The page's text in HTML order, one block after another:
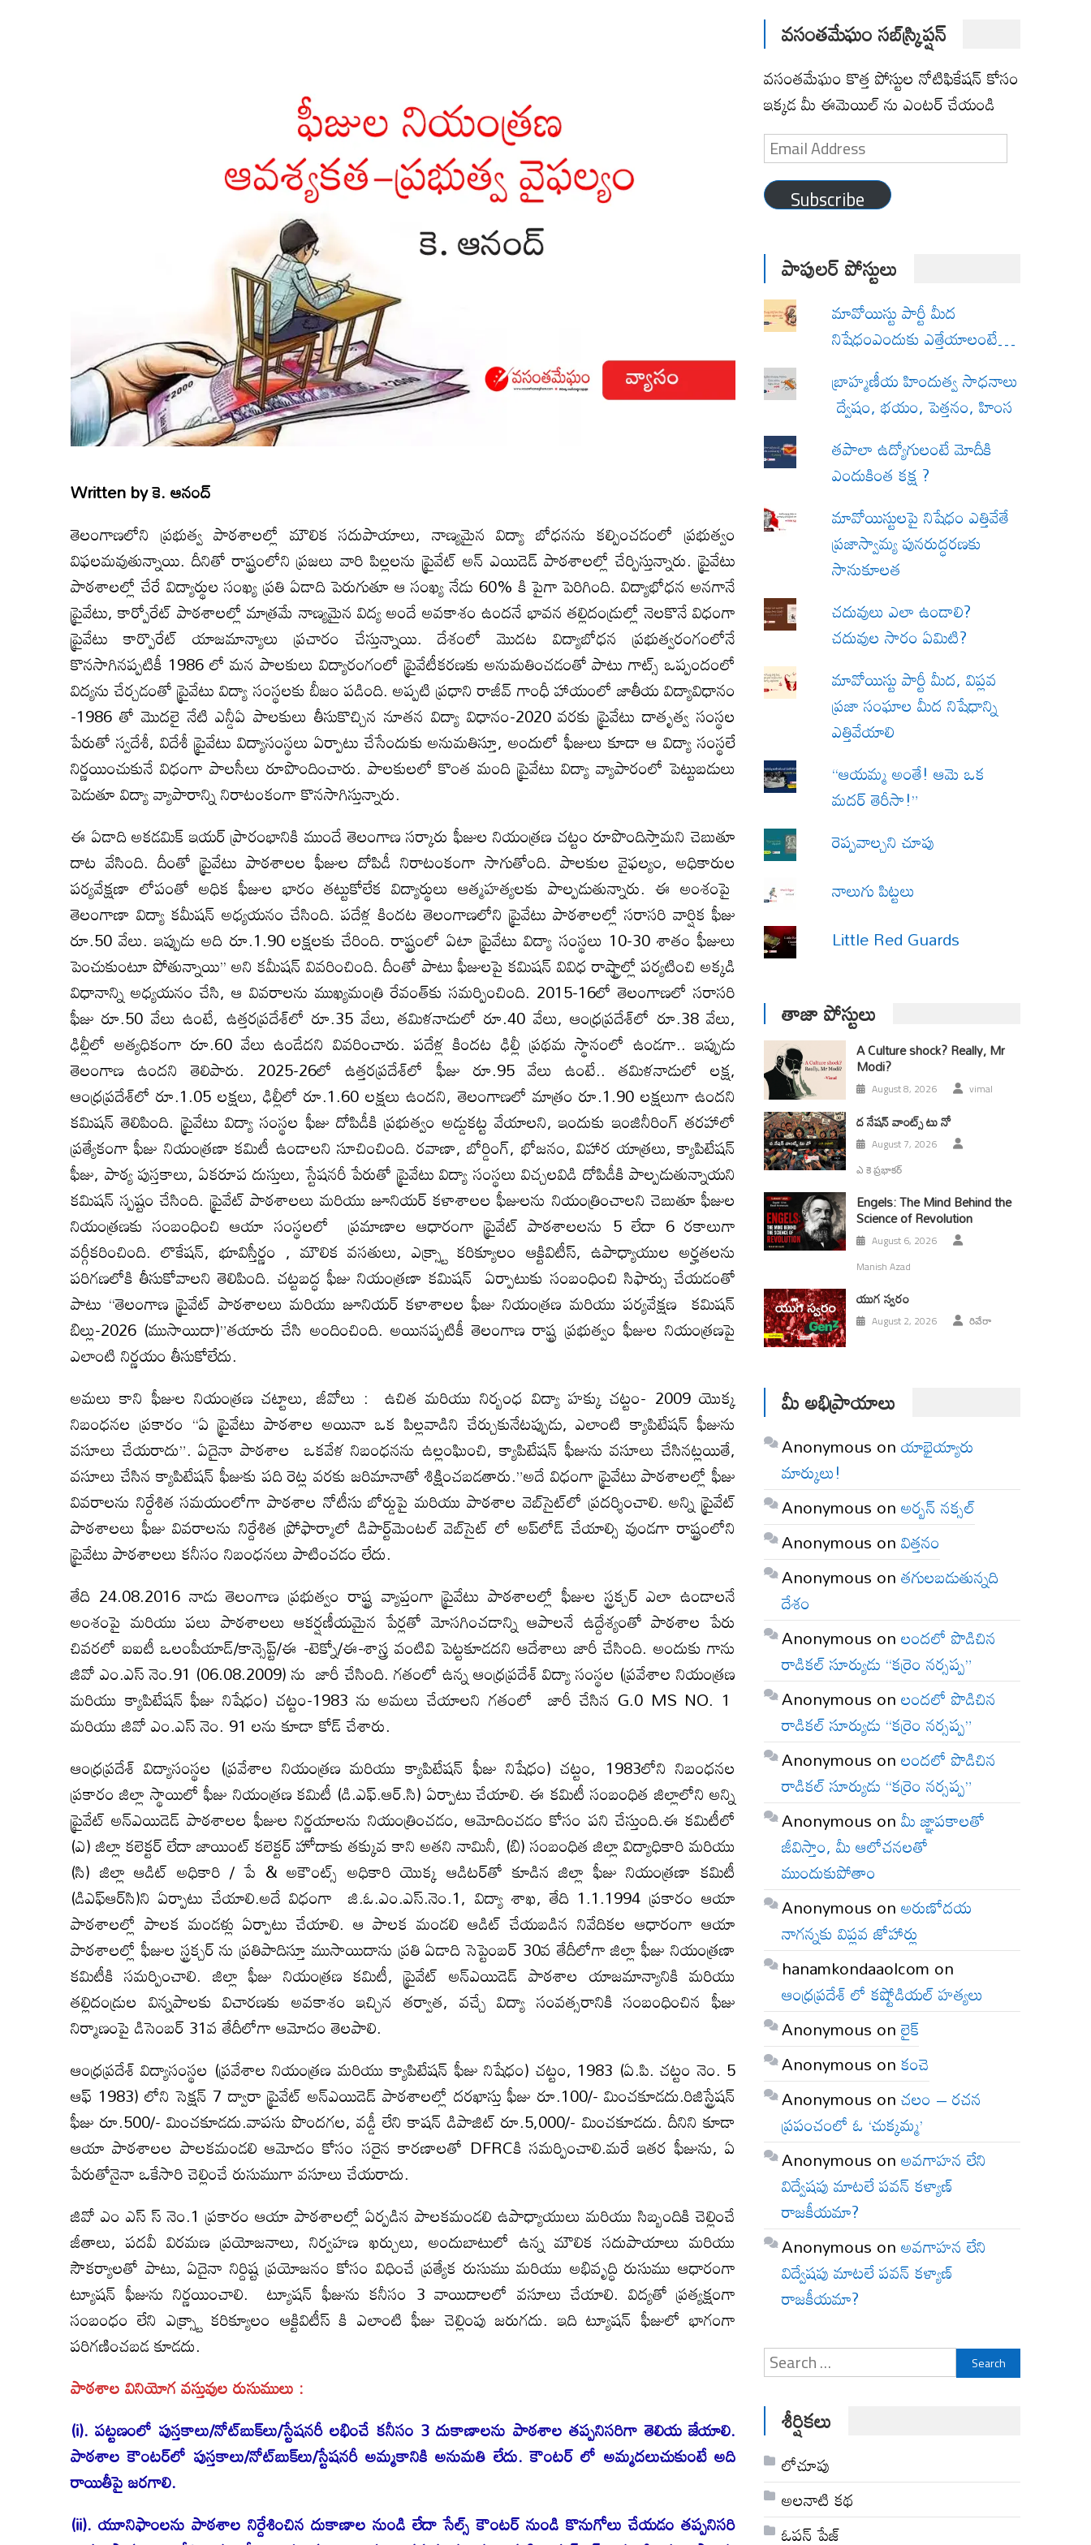
Written byకె. ఆనంద్
తెలంగాణలోని ప్రభుత్వ పాఠశాలల్లో మౌలిక సదుపాయాలు, నాణ్యమైన విద్యా బోధనను కల్పించడంలో ప్రభుత్వం
విఫలమవుతున్నాయి. దీనితో రాష్ట్రంలోని ప్రజలు వారి పిల్లలను ప్రైవేట్ అన్ ఎయిడెడ్ పాఠశాలల్లో చేర్పిస్తున్నారు. ప్రైవేటు
పాఠశాలల్లో చేరే విద్యార్థుల సంఖ్య ప్రతి ఏడాది పెరుగుతూ ఆ సంఖ్య నేడు 60% కి పైగా పెరిగింది. విద్యాభోధన అనగానే
ప్రైవేటు, కార్పోరేట్ పాఠశాలల్లో మాత్రమే నాణ్యమైన విద్య అందే అవకాశం ఉందనే ‌భావన తల్లిదండ్రుల్లో నెలకొనే విధంగా
ప్రైవేటు కార్పొరేట్ యాజమాన్యాలు ప్రచారం చేస్తున్నాయి. దేశంలో మొదట విద్యాబోధన ప్రభుత్వరంగంలోనే
కొనసాగినప్పటికీ 1986 లో మన పాలకులు విద్యారంగంలో ప్రైవేటీకరణకు అనుమతించడంతో పాటు గాట్స్ ఒప్పందంలో
విద్యను చేర్చడంతో ప్రైవేటు విద్యా సంస్థలకు బీజం పడింది. అప్పటి ప్రధాని రాజీవ్ గాంధీ హాయంలో జాతీయ విద్యావిధానం
-1986 తో మొదలై నేటి ఎన్డీఏ పాలకులు తీసుకొచ్చిన నూతన విద్యా విధానం-2020 వరకు ప్రైవేటు దాతృత్వ సంస్థల
పేరుతో స్వదేశీ, విదేశీ ప్రైవేటు విద్యాసంస్థలు ఏర్పాటు చేసేందుకు అనుమతిస్తూ, అందులో ఫీజులు కూడా ఆ విద్యా సంస్థలే
నిర్ణయించుకునే విధంగా పాలసీలు రూపొందించారు. పాలకులలో కొంత మంది‌ ప్రైవేటు విద్యా వ్యాపారంలో పెట్టుబడులు
పెడుతూ విద్యా వ్యాపారాన్ని నిరాటంకంగా కొనసాగిస్తున్నారు.
ఈ ఏడాది అకడమిక్ ఇయర్ ప్రారంభానికి ముందే తెలంగాణ సర్కారు ఫీజుల నియంత్రణ చట్టం రూపొందిస్తామని చెబుతూ
దాట వేసింది. దీంతో ప్రైవేటు పాఠశాలల ఫీజుల దోపిడీ నిరాటంకంగా సాగుతోంది. పాలకుల వైఫల్యం, అధికారుల
పర్యవేక్షణా లోపంతో అధిక ఫీజుల భారం తట్టుకోలేక విద్యార్థులు ఆత్మహత్యలకు పాల్పడుతున్నారు. ఈ అంశంపై
తెలంగాణా విద్యా కమీషన్ అధ్యయనం చేసింది. పదేళ్ల కిందట తెలంగాణలోని ప్రైవేటు పాఠశాలల్లో సరాసరి వార్షిక ఫీజు
రూ.50 వేలు. ఇప్పుడు అది రూ.1.90 లక్షలకు చేరింది. రాష్ట్రంలో ఏటా ప్రైవేటు విద్యా సంస్థలు 10-30 శాతం ఫీజులు
పెంచుకుంటూ పోతున్నాయి’’ అని కమీషన్ వివరించింది. దీంతో పాటు ఫీజులపై కమిషన్‌ వివిధ రాష్ట్రాల్లో పర్యటించి అక్కడి
విధానాన్ని అధ్యయనం చేసి, ఆ వివరాలను ముఖ్యమంత్రి రేవంత్‌కు సమర్పించింది. 2015-16లో తెలంగాణలో సరాసరి
ఫీజు రూ.50 వేలు ఉంటే, ఉత్తరప్రదేశ్‌లో రూ.35 వేలు, తమిళనాడులో రూ.40 వేలు, ఆంధ్రప్రదేశ్‌లో రూ.38 వేలు,
ఢిల్లీలో అత్యధికంగా రూ.60 వేలు ఉండేదని వివరించారు. పదేళ్ల కిందట ఢిల్లీ ప్రథమ స్థానంలో ఉండగా.. ఇప్పుడు
తెలంగాణ ఉందని తెలిపారు. 2025-26లో ఉత్తరప్రదేశ్‌లో ఫీజు రూ.95 వేలు ఉంటే.. తమిళనాడులో లక్ష,
ఆంధ్రప్రదేశ్‌లో రూ.1.05 లక్షలు, ఢిల్లీలో రూ.1.60 లక్షలు ఉందని, తెలంగాణలో మాత్రం రూ.1.90 లక్షలుగా ఉందని
కమిషన్‌ తెలిపింది. ప్రైవేటు విద్యా సంస్థల ఫీజు దోపిడీకి ప్రభుత్వం అడ్డుకట్ట వేయాలని, ఇందుకు ఇంజినీరింగ్‌ తరహాలో
ప్రత్యేకంగా ఫీజు నియంత్రణా కమిటీ ఉండాలని సూచించింది. రవాణా, బోర్డింగ్‌, భోజనం, విహార యాత్రలు, క్యాపిటేషన్‌
ఫీజు, పాఠ్య పుస్తకాలు, ఏకరూప దుస్తులు, స్టేషనరీ పేరుతో ప్రైవేటు విద్యా సంస్థలు విచ్చలవిడి దోపిడీకి పాల్పడుతున్నాయని
కమిషన్‌ స్పష్టం చేసింది. ప్రైవేట్ పాఠశాలలు మరియు జూనియర్ కళాశాలల ఫీజులను నియంత్రించాలని చెబుతూ ఫీజుల
నియంత్రణకు సంబంధించి ఆయా సంస్థలలో ప్రమాణాల ఆధారంగా ప్రైవేట్ పాఠశాలలను 5 లేదా 6 రకాలుగా
వర్గీకరించింది. లొకేషన్, భూవిస్తీర్ణం , మౌలిక వసతులు, ఎక్స్ట్రా కరిక్యూలం ఆక్టివిటీస్, ఉపాధ్యాయుల అర్హతలను
పరిగణలోకి తీసుకోవాలని తెలిపింది‌. చట్టబద్ధ ఫీజు నియంత్రణా కమిషన్ ఏర్పాటుకు సంబంధించి సిఫార్సు చేయడంతో
పాటు “తెలంగాణ ప్రైవేట్ పాఠశాలలు మరియు జూనియర్ కళాశాలల ఫీజు నియంత్రణ మరియు పర్యవేక్షణ కమిషన్
బిల్లు-2026 (ముసాయిదా)”తయారు చేసి అందించింది. అయినప్పటికీ తెలంగాణ రాష్ట్ర ప్రభుత్వం ఫీజుల నియంత్రణపై
ఎలాంటి నిర్ణయం తీసుకోలేదు.
అమలు కాని ఫీజుల నియంత్రణ చట్టాలు, జీవోలు : ఉచిత మరియు నిర్బంధ విద్యా హక్కు చట్టం- 2009 యొక్క
నిబంధనల ప్రకారం “ఏ ప్రైవేటు పాఠశాల అయినా ఒక పిల్లవాడిని చేర్చుకునేటప్పుడు, ఎలాంటి క్యాపిటేషన్ ఫీజును
వసూలు చేయరాదు”. ఏదైనా పాఠశాల ఒకవేళ నిబంధనను ఉల్లంఘించి, క్యాపిటేషన్ ఫీజును వసూలు చేసినట్లయితే,
వసూలు చేసిన క్యాపిటేషన్ ఫీజుకు పది రెట్ల వరకు జరిమానాతో శిక్షించబడతారు.”అదే విధంగా ప్రైవేటు పాఠశాలల్లో ఫీజు
వివరాలను నిర్దేశిత సమయంలోగా పాఠశాల నోటీసు బోర్డుపై మరియు పాఠశాల వెబ్‌సైట్‌లో ప్రదర్శించాలి. అన్ని ప్రైవేట్
పాఠశాలలు ఫీజు వివరాలను నిర్దేశిత ప్రోఫార్మాలో డిపార్ట్‌మెంటల్ వెబ్‌సైట్ లో అప్‌లోడ్ చేయాల్సి వుండగా రాష్ట్రంలోని
ప్రైవేటు పాఠశాలలు కనీసం నిబంధనలు పాటించడం లేదు.
తేది 24.08.2016 నాడు తెలంగాణ ప్రభుత్వం రాష్ట్ర వ్యాప్తంగా ప్రైవేటు పాఠశాలల్లో ఫీజుల స్ట్రక్చర్ ఎలా ఉండాలనే
అంశంపై మరియు పలు పాఠశాలలు ఆకర్షణీయమైన పేర్లతో మోసగించడాన్ని ఆపాలనే ఉద్దేశ్యంతో పాఠశాల పేరు
చివరలో ఐఐటీ ఒలంపీయాడ్/కాన్సెప్ట్/ఈ -టెక్నో/ఈ-శాస్త్ర వంటివి పెట్టకూడదని ఆదేశాలు జారీ చేసింది. అందుకు గాను
జివో ఎం.ఎస్ నెం.91 (06.08.2009) ను జారీ చేసింది. గతంలో ఉన్న ఆంధ్రప్రదేశ్ విద్యా సంస్థల (ప్రవేశాల నియంత్రణ
మరియు క్యాపిటేషన్ ఫీజు నిషేధం) చట్టం-1983 ను అమలు చేయాలని గతంలో జారీ చేసిన G.0 MS NO. 1
మరియు జివో ఎం.ఎస్ నెం. 91 లను కూడా కోడ్ చేశారు.
ఆంధ్రప్రదేశ్ విద్యాసంస్థల (ప్రవేశాల నియంత్రణ మరియు క్యాపిటేషన్ ఫీజు నిషేధం) చట్టం, 1983లోని నిబంధనల
ప్రకారం జిల్లా స్థాయిలో ఫీజు నియంత్రణ కమిటీ (డి.ఎఫ్.ఆర్.సి) ఏర్పాటు చేయాలి. ఈ కమిటీ సంబంధిత జిల్లాలోని అన్ని
ప్రైవేట్ అన్‌ఎయిడెడ్ పాఠశాలల ఫీజుల నిర్ణయాలను నియంత్రించడం, ఆమోదించడం కోసం పని చేస్తుంది.ఈ కమిటీలో
(ఎ) జిల్లా కలెక్టర్ లేదా జాయింట్ కలెక్టర్ హోదాకు తక్కువ కాని అతని నామినీ, (బి) సంబంధిత జిల్లా విద్యాధికారి మరియు
(సి) జిల్లా ఆడిట్ అధికారి / పే & అకౌంట్స్ అధికారి యొక్క ఆడిటర్‌తో కూడిన జిల్లా ఫీజు నియంత్రణా కమిటీ
(డిఎఫ్‌ఆర్‌సి)ని ఏర్పాటు చేయాలి.అదే విధంగా జి.ఓ.ఎం.ఎస్.నెం.1, విద్యా శాఖ, తేది 1.1.1994 ప్రకారం ఆయా
పాఠశాలల్లో పాలక మండళ్లు ఏర్పాటు చేయాలి. ఆ పాలక మండలి ఆడిట్ చేయబడిన నివేదికల ఆధారంగా ఆయా
పాఠశాలల్లో ఫీజుల స్ట్రక్చర్ ను ప్రతిపాదిస్తూ ముసాయిదాను ప్రతి ఏడాది సెప్టెంబర్ 30వ తేదీలోగా జిల్లా ఫీజు నియంత్రణా
కమిటీకి సమర్పించాలి. జిల్లా ఫీజు నియంత్రణ కమిటీ, ప్రైవేట్ అన్‌ఎయిడెడ్ పాఠశాల యాజమాన్యానికి మరియు
తల్లిదండ్రుల విన్నపాలకు విచారణకు అవకాశం ఇచ్చిన తర్వాత, వచ్చే విద్యా సంవత్సరానికి సంబంధించిన ఫీజు
నిర్మాణంపై డిసెంబర్ 31వ తేదీలోగా ఆమోదం తెలపాలి.
ఆంధ్రప్రదేశ్ విద్యాసంస్థల (ప్రవేశాల నియంత్రణ మరియు క్యాపిటేషన్ ఫీజు నిషేధం) చట్టం, 1983 (ఏ.పి. చట్టం నెం. 5
ఆఫ్ 1983) లోని సెక్షన్ 7 ద్వారా ప్రైవేట్ అన్‌ఎయిడెడ్ పాఠశాలల్లో దరఖాస్తు ఫీజు రూ.100/- మించకూడదు.రిజిస్ట్రేషన్
ఫీజు రూ.500/- మించకూడదు.వాపసు పొందగల, వడ్డీ లేని కాషన్ డిపాజిట్ రూ.5,000/- మించకూడదు. దీనిని కూడా
ఆయా పాఠశాలల పాలకమండలి ఆమోదం కోసం సరైన కారణాలతో DFRCకి సమర్పించాలి.మరే ఇతర ఫీజును, ఏ
పేరుతోనైనా ఒకేసారి చెల్లించే రుసుముగా వసూలు చేయరాదు.
జివో ఎం ఎస్ స్ నెం.1 ప్రకారం ఆయా పాఠశాలల్లో ఏర్పడిన పాలకమండలి ఉపాధ్యాయులు మరియు సిబ్బందికి చెల్లించే
జీతాలు, పదవీ విరమణ ప్రయోజనాలు, నిర్వహణ ఖర్చులు, అందుబాటులో ఉన్న మౌలిక సదుపాయాలు మరియు
సౌకర్యాలతో పాటు, ఏదైనా నిర్దిష్ట ప్రయోజనం కోసం విధించే ప్రత్యేక రుసుము మరియు అభివృద్ధి రుసుము ఆధారంగా
ట్యూషన్ ఫీజును నిర్ణయించాలి. ట్యూషన్ ఫీజును కనీసం 3 వాయిదాలలో వసూలు చేయాలి. విద్యతో ప్రత్యక్షంగా
సంబంధం లేని ఎక్స్ట్రా కరిక్యూలం ఆక్టివిటీస్ కి ఎలాంటి ఫీజు చెల్లింపు జరుగదు. ఇది ట్యూషన్ ఫీజులో భాగంగా
పరిగణించబడ కూడదు.
పాఠశాల వినియోగ వస్తువుల రుసుములు :
(i). పట్టణంలో పుస్తకాలు/నోట్‌బుక్‌లు/స్టేషనరీ లభించే కనీసం 3 దుకాణాలను పాఠశాల తప్పనిసరిగా తెలియ జేయాలి.
పాఠశాల కౌంటర్‌లో పుస్తకాలు/నోట్‌బుక్‌లు/స్టేషనరీ అమ్మకానికి అనుమతి లేదు. కౌంటర్ లో అమ్మదలుచుకుంటే అది
రాయితీపై జరగాలి.
(ii). యూనిఫాంలను పాఠశాల నిర్దేశించిన దుకాణాల నుండి లేదా సేల్స్ కౌంటర్ నుండి కొనుగోలు చేయడం తప్పనిసరి
వసంతమేఘం సబ్‌స్క్రిప్షన్
వసంతమేఘం కొత్త పోస్టుల నోటిఫికేషన్ కోసం
ఇక్కడ మీ ఈమెయిల్ ను ఎంటర్ చేయండి
Email
Address
Subscribe
పాపులర్ పోస్టులు
మావోయిస్టు పార్టీ మీద
నిషేధంఎందుకు ఎత్తేయాలంటే…
బ్రాహ్మణీయ హిందుత్వ సాధనాలు
ద్వేషం, భయం, పెత్తనం, హింస
త‌పాలా ఉద్యోగులంటే మోదీకి
ఎందుకింత కక్ష ?
మావోయిస్టులపై నిషేధం ఎత్తివేతే
ప్రజాస్వామ్య పునరుద్ధరణకు
సానుకూలత
చదువులు ఎలా ఉండాలి?
చదువుల సారం ఏమిటి?
మావోయిస్టు పార్టీ మీద, విప్లవ
ప్రజా సంఘాల మీద నిషేధాన్ని
ఎత్తివేయాలి
“ఆయమ్మ అంతే! ఆమె ఒక
మదర్ తెరీసా!”
రెప్పవాల్చని చూపు
నాలుగు పిట్టలు
Little Red Guards
తాజా పోస్టులు
A Culture shock? Really, Mr
Modi?
August 8, 2026 vimal
ద నేషన్ వాంట్స్ టు నో
August 7, 2026
ఎ కె ప్రభాకర్
Engels: The Mind Behind the
Science of Revolution
August 6, 2026
Manish Azad
యుగ స్వ‌రం
August 2, 2026 రివేరా
మీ అభిప్రాయాలు
Anonymous onయాభైయ్యారు
మార్కులు!
Anonymous onఅర్బన్ నక్సల్
Anonymous onవిత్తనం
Anonymous onతగులబడుతున్నది
దేశం
Anonymous onలందలో పొడిచిన
రాడికల్ సూర్యుడు “కర్రెం నర్సప్ప”
Anonymous onలందలో పొడిచిన
రాడికల్ సూర్యుడు “కర్రెం నర్సప్ప”
Anonymous onలందలో పొడిచిన
రాడికల్ సూర్యుడు “కర్రెం నర్సప్ప”
Anonymous onమీ జ్ఞాపకాలతో
జీవిస్తాం, మీ ఆలోచనలతో
ముందుకుపోతాం
Anonymous onఅరుణోదయ
నాగన్నకు విప్లవ జోహార్లు
hanamkondaaolcom on
ఆంధ్రప్రదేశ్ లో కష్టోడియల్ హత్యలు
Anonymous onలైక్
Anonymous onకంచె
Anonymous onచలం – రచన
ప్రపంచంలో ఓ ‘చుక్కమ్మ’
Anonymous onఅవగాహన లేని
విద్వేషపు మాటలే పవన్ కళ్యాణ్
రాజకీయమా?
Anonymous onఅవగాహన లేని
విద్వేషపు మాటలే పవన్ కళ్యాణ్
రాజకీయమా?
Search
for:
శీర్షికలు
లోచూపు
అల‌నాటి క‌థ‌
ఓపన్ పేజ్